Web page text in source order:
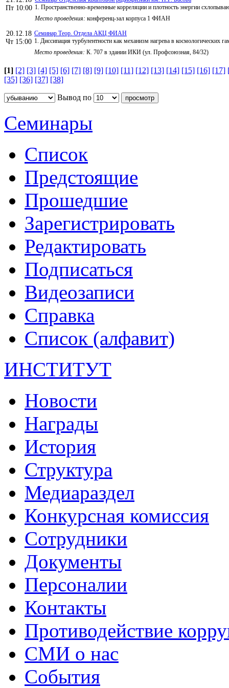
Пт 10:00 1. Пространственно-временные корреляции и плотность энергии
Место проведения: конференц-зал корпуса 1 ФИАН
20.12.18
Чт 15:00
Семинар Теор. Отдела АКЦ ФИАН
1. Диссипация турбулентности как механизм нагрева в
Место проведения: К. 707 в здании ИКИ (ул. Профсоюзная, 84/32)
[1] [2] [3] [4] [5] [6] [7] [8] [9] [10] [11] [12] [13] [14] [15] [16] [17]
[35] [36] [37] [38]
Вывод по
Семинары
Список
Предстоящие
Прошедшие
Зарегистрировать
Редактировать
Подписаться
Видеозаписи
Справка
Список (алфавит)
ИНСТИТУТ
Новости
Награды
История
Структура
Медиараздел
Конкурсная комиссия
Сотрудники
Документы
Персоналии
Контакты
Противодействие
СМИ о нас
События